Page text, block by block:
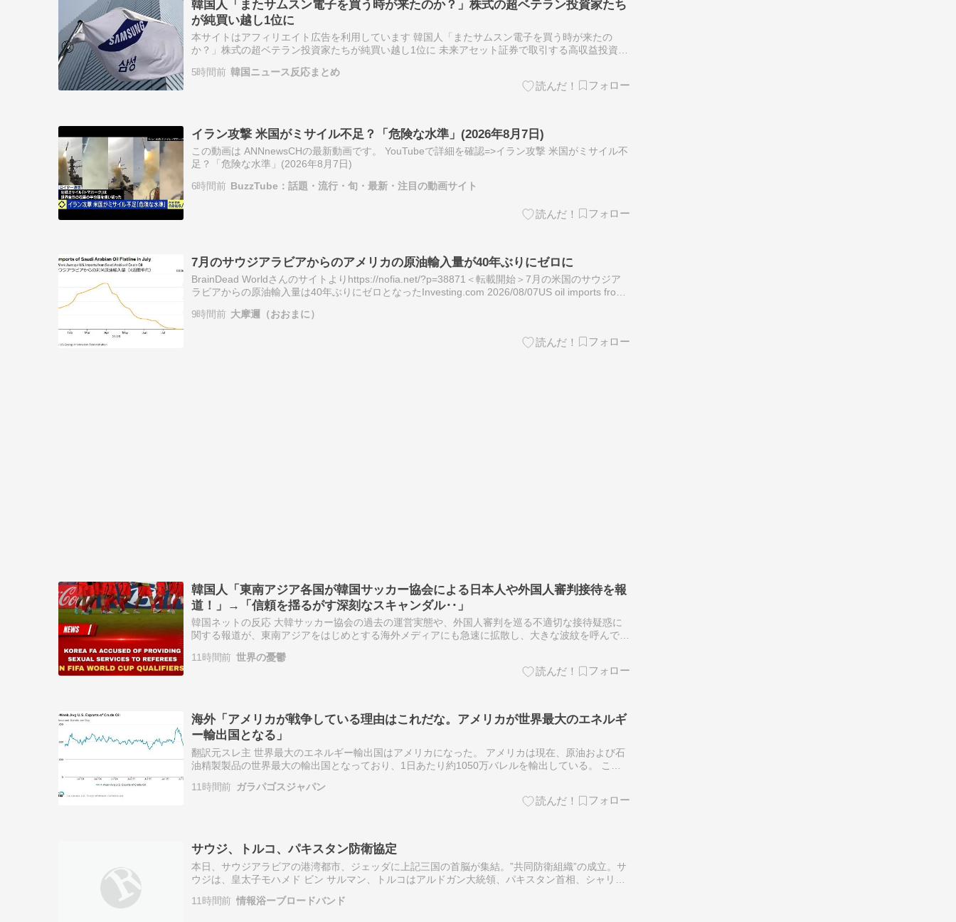
韓国人「またサムスン電子を買う時が来たのか？」株式の超ベテラン投資家たち
が純買い越し1位に
本サイトはアフィリエイト広告を利用しています 韓国人「またサムスン電子を買う時が来たの
か？」株式の超ベテラン投資家たちが純買い越し1位に 未来アセット証券で取引する高収益投資家
エアロスペ…
5時間前 韓国ニュース反応まとめ
イラン攻撃 米国がミサイル不足？「危険な水準」(2026年8月7日)
この動画は ANNnewsCHの最新動画です。 YouTubeで詳細を確認=>イラン攻撃 米国がミサイル不
足？「危険な水準」(2026年8月7日)
6時間前 BuzzTube：話題・流行・旬・最新・注目の動画サイト
7月のサウジアラビアからのアメリカの原油輸入量が40年ぶりにゼロに
BrainDead Worldさんのサイトよりhttps://nofia.net/?p=38871＜転載開始＞7月の米国のサウジア
ラビアからの原油輸入量は40年ぶりにゼロとなったInvesting.com 2026/08/07US oil imports from
9時間前 大摩邇（おおまに）
韓国人「東南アジア各国が韓国サッカー協会による日本人や外国人審判接待を報
道！」→「信頼を揺るがす深刻なスキャンダル‥」
韓国ネットの反応 大韓サッカー協会の過去の運営実態や、外国人審判を巡る不適切な接待疑惑に
関する報道が、東南アジアをはじめとする海外メディアにも急速に拡散し、大きな波紋を呼んでい
合におい…
11時間前 世界の憂鬱
海外「アメリカが戦争している理由はこれだな。アメリカが世界最大のエネルギ
ー輸出国となる」
翻訳元スレ主 世界最大のエネルギー輸出国はアメリカになった。 アメリカは現在、原油および石
油精製製品の世界最大の輸出国となっており、1日あたり約1050万バレルを輸出している。 ここ
した…
11時間前 ガラパゴスジャパン
サウジ、トルコ、パキスタン防衛協定
本日、サウジアラビアの港湾都市、ジェッダに上記三国の首脳が集結。”共同防衛組織”の成立。サ
ウジは、皇太子モハメド ビン サルマン、トルコはアルドガン大統領、パキスタン首相、シャリフ
化しよう。…
11時間前 情報浴ーブロードバンド